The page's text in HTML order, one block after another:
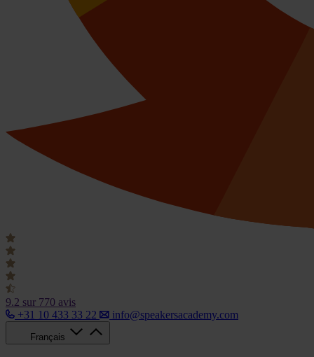
9.2 sur 770 avis
+31 10 433 33 22
info@speakersacademy.com
Français